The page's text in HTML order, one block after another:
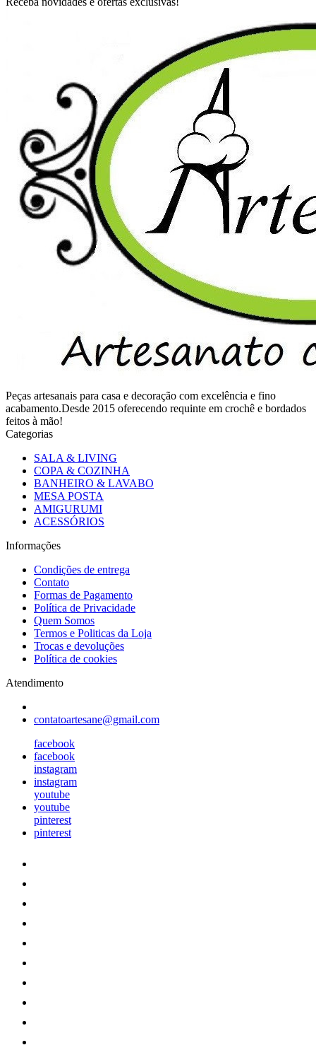
Peças artesanais para casa e decoração com excelência e fino
acabamento.Desde 2015 oferecendo requinte em crochê e bordados
feitos à mão!
Categorias
SALA & LIVING
COPA & COZINHA
BANHEIRO & LAVABO
MESA POSTA
AMIGURUMI
ACESSÓRIOS
Informações
Condições de entrega
Contato
Formas de Pagamento
Política de Privacidade
Quem Somos
Termos e Politicas da Loja
Trocas e devoluções
Política de cookies
Atendimento
contatoartesane@gmail.com
facebook
facebook
instagram
instagram
youtube
youtube
pinterest
pinterest